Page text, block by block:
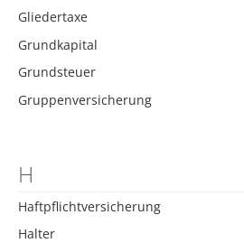
Gliedertaxe
Grundkapital
Grundsteuer
Gruppenversicherung
H
Haftpflichtversicherung
Halter